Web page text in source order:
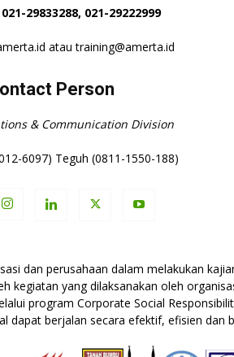
021-29833288, 021-29222999
atau training@amerta.id
Person
& Communication Division
6097) Teguh (0811-1550-188)
dan perusahaan dalam melakukan
kegiatan yang dilaksanakan oleh
program Corporate Social
dapat berjalan secara efektif, efisien dan